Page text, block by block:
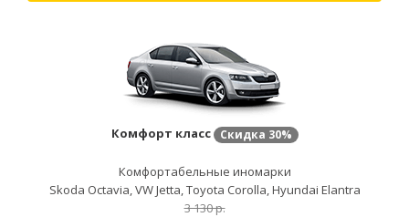
Комфорт класс Скидка 30%
Комфортабельные иномарки
Skoda Octavia, VW Jetta, Toyota Corolla, Hyundai Elantra
3 130 р.